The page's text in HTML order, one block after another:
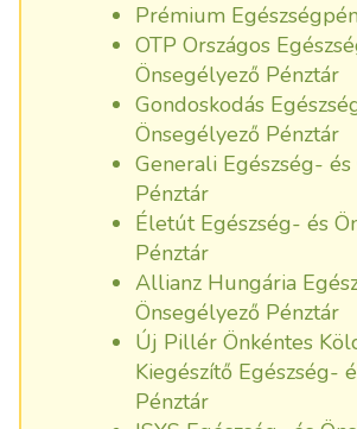
Prémium
OTP Országos
Önsegélyező Pénztár
Gondoskodás
Önsegélyező Pénztár
Generali Egészség-
Pénztár
Életút Egészség- és
Pénztár
Allianz Hungária
Önsegélyező Pénztár
Új Pillér Önkéntes
Kiegészítő Egészség-
Pénztár